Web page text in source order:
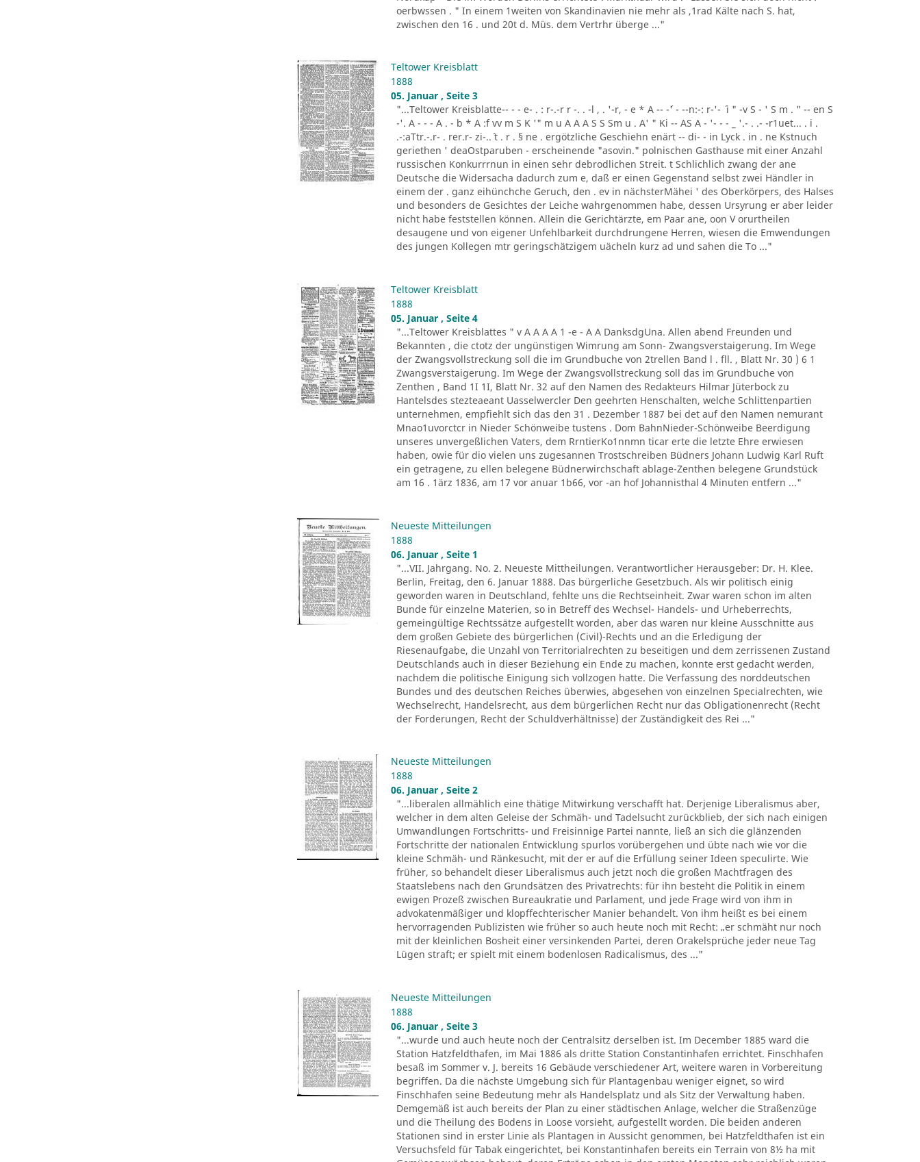
oerbwssen . " In einem 1weiten von Skandinavien nie mehr als ,1rad Kälte nach S. hat,
zwischen den 16 . und 20t d. Müs. dem Vertrhr überge ..."
Teltower Kreisblatt
1888
05. Januar , Seite 3
"...Teltower Kreisblatte-- - - e- . : r-.-r r -. . -l , . '-r, - e * A -- -´' - --n:-: r-'- ´ i " -v S - ' S m . " -- en S
-'. A - - - A . - b * A :f vv m S K '" m u A A A S S Sm u . A' " Ki -- AS A - '- - - _ '.- . .- -r1uet... . i .
.-:aTtr.-.r- . rer.r- zi-..´ t . r . § ne . ergötzliche Geschiehn enärt -- di- - in Lyck . in . ne Kstnuch
geriethen ' deaOstparuben - erscheinende "asovin." polnischen Gasthause mit einer Anzahl
russischen Konkurrrnun in einen sehr debrodlichen Streit. t Schlichlich zwang der ane
Deutsche die Widersacha dadurch zum e, daß er einen Gegenstand selbst zwei Händler in
einem der . ganz eihünchche Geruch, den . ev in nächsterMähei ' des Oberkörpers, des Halses
und besonders de Gesichtes der Leiche wahrgenommen habe, dessen Ursyrung er aber leider
nicht habe feststellen können. Allein die Gerichtärzte, em Paar ane, oon V orurtheilen
desaugene und von eigener Unfehlbarkeit durchdrungene Herren, wiesen die Emwendungen
des jungen Kollegen mtr geringschätzigem uächeln kurz ad und sahen die To ..."
Teltower Kreisblatt
1888
05. Januar , Seite 4
"...Teltower Kreisblattes " v A A A A 1 -e - A A DanksdgUna. Allen abend Freunden und
Bekannten , die ctotz der ungünstigen Wimrung am Sonn- Zwangsverstaigerung. Im Wege
der Zwangsvollstreckung soll die im Grundbuche von 2trellen Band l . fll. , Blatt Nr. 30 ) 6 1
Zwangsverstaigerung. Im Wege der Zwangsvollstreckung soll das im Grundbuche von
Zenthen , Band 1I 1I, Blatt Nr. 32 auf den Namen des Redakteurs Hilmar Jüterbock zu
Hantelsdes stezteaeant Uasselwercler Den geehrten Henschalten, welche Schlittenpartien
unternehmen, empfiehlt sich das den 31 . Dezember 1887 bei det auf den Namen nemurant
Mnao1uvorctcr in Nieder Schönweibe tustens . Dom BahnNieder-Schönweibe Beerdigung
unseres unvergeßlichen Vaters, dem RrntierKo1nnmn ticar erte die letzte Ehre erwiesen
haben, owie für dio vielen uns zugesannen Trostschreiben Büdners Johann Ludwig Karl Ruft
ein getragene, zu ellen belegene Büdnerwirchschaft ablage-Zenthen belegene Grundstück
am 16 . 1ärz 1836, am 17 vor anuar 1b66, vor -an hof Johannisthal 4 Minuten entfern ..."
Neueste Mitteilungen
1888
06. Januar , Seite 1
"...VII. Jahrgang. No. 2. Neueste Mittheilungen. Verantwortlicher Herausgeber: Dr. H. Klee.
Berlin, Freitag, den 6. Januar 1888. Das bürgerliche Gesetzbuch. Als wir politisch einig
geworden waren in Deutschland, fehlte uns die Rechtseinheit. Zwar waren schon im alten
Bunde für einzelne Materien, so in Betreff des Wechsel- Handels- und Urheberrechts,
gemeingültige Rechtssätze aufgestellt worden, aber das waren nur kleine Ausschnitte aus
dem großen Gebiete des bürgerlichen (Civil)-Rechts und an die Erledigung der
Riesenaufgabe, die Unzahl von Territorialrechten zu beseitigen und dem zerrissenen Zustand
Deutschlands auch in dieser Beziehung ein Ende zu machen, konnte erst gedacht werden,
nachdem die politische Einigung sich vollzogen hatte. Die Verfassung des norddeutschen
Bundes und des deutschen Reiches überwies, abgesehen von einzelnen Specialrechten, wie
Wechselrecht, Handelsrecht, aus dem bürgerlichen Recht nur das Obligationenrecht (Recht
der Forderungen, Recht der Schuldverhältnisse) der Zuständigkeit des Rei ..."
Neueste Mitteilungen
1888
06. Januar , Seite 2
"...liberalen allmählich eine thätige Mitwirkung verschafft hat. Derjenige Liberalismus aber,
welcher in dem alten Geleise der Schmäh- und Tadelsucht zurückblieb, der sich nach einigen
Umwandlungen Fortschritts- und Freisinnige Partei nannte, ließ an sich die glänzenden
Fortschritte der nationalen Entwicklung spurlos vorübergehen und übte nach wie vor die
kleine Schmäh- und Ränkesucht, mit der er auf die Erfüllung seiner Ideen speculirte. Wie
früher, so behandelt dieser Liberalismus auch jetzt noch die großen Machtfragen des
Staatslebens nach den Grundsätzen des Privatrechts: für ihn besteht die Politik in einem
ewigen Prozeß zwischen Bureaukratie und Parlament, und jede Frage wird von ihm in
advokatenmäßiger und klopffechterischer Manier behandelt. Von ihm heißt es bei einem
hervorragenden Publizisten wie früher so auch heute noch mit Recht: „er schmäht nur noch
mit der kleinlichen Bosheit einer versinkenden Partei, deren Orakelsprüche jeder neue Tag
Lügen straft; er spielt mit einem bodenlosen Radicalismus, des ..."
Neueste Mitteilungen
1888
06. Januar , Seite 3
"...wurde und auch heute noch der Centralsitz derselben ist. Im December 1885 ward die
Station Hatzfeldthafen, im Mai 1886 als dritte Station Constantinhafen errichtet. Finschhafen
besaß im Sommer v. J. bereits 16 Gebäude verschiedener Art, weitere waren in Vorbereitung
begriffen. Da die nächste Umgebung sich für Plantagenbau weniger eignet, so wird
Finschhafen seine Bedeutung mehr als Handelsplatz und als Sitz der Verwaltung haben.
Demgemäß ist auch bereits der Plan zu einer städtischen Anlage, welcher die Straßenzüge
und die Theilung des Bodens in Loose vorsieht, aufgestellt worden. Die beiden anderen
Stationen sind in erster Linie als Plantagen in Aussicht genommen, bei Hatzfeldthafen ist ein
Versuchsfeld für Tabak eingerichtet, bei Konstantinhafen bereits ein Terrain von 8½ ha mit